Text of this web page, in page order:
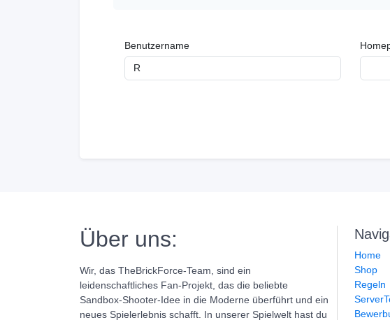
Benutzername
Über uns:
Wir, das TheBrickForce-Team, sind ein
leidenschaftliches Fan-Projekt, das die beliebte
Sandbox-Shooter-Idee in die Moderne überführt und ein
neues Spielerlebnis schafft. In unserer Spielwelt hast du
Home
Shop
Regeln